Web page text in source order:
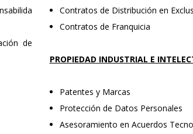
de
Contratos de Distribución en
Contratos de Franquicia
PROPIEDAD INDUSTRIAL E
Patentes y Marcas
Protección de Datos Personales
Asesoramiento en Acuerdos